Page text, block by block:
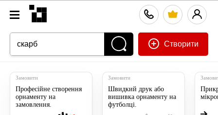
Створити
Замовити
Професійне створення
орнаменту на
замовлення.
Замовити
Швидкий друк або
вишивка орнаменту на
футболці.